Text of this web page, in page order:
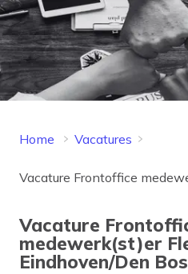
Home Vacatures
Vacature Frontoffice
Vacature
medewerk(st)er
Eindhoven/Den